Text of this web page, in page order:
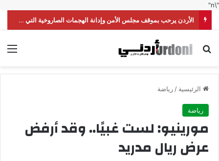
"\n"
الأردن يرحب بموقف مجلس الأمن وإدانة الهجمات الصاروخية التي شنّتها ميليشيا الحوثي على السعودية
بحث عن
الرئيسية /رياضة
رياضة
مورينيو: لست غبيًا.. وقد أرفض
عرض ريال مدريد